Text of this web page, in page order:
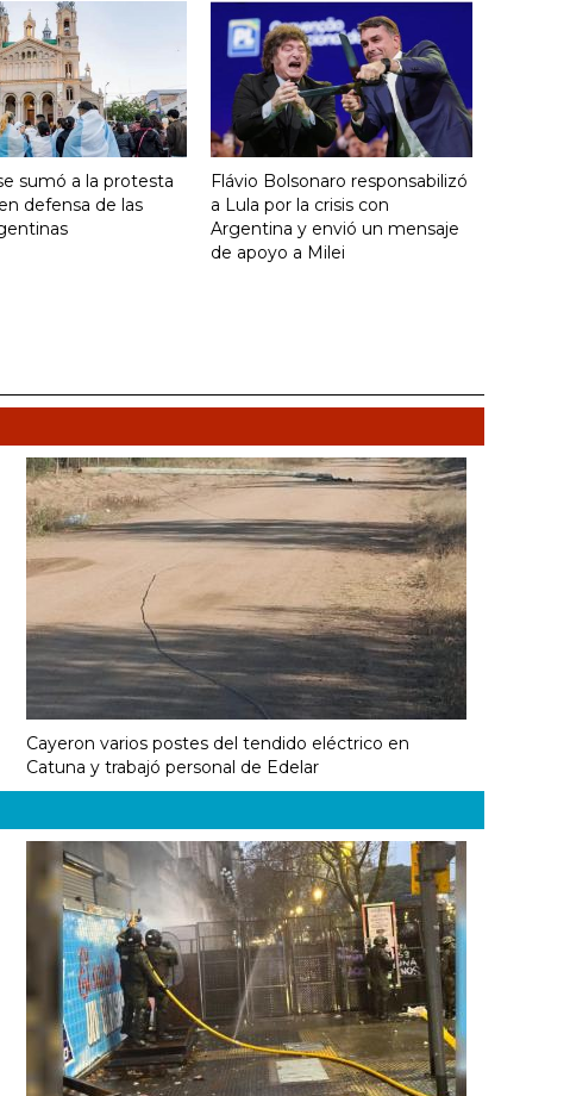
sumó a la protesta
defensa de las
Flávio Bolsonaro responsabilizó
a Lula por la crisis con
Argentina y envió un mensaje
de apoyo a Milei
Cayeron varios postes del tendido eléctrico en
Catuna y trabajó personal de Edelar